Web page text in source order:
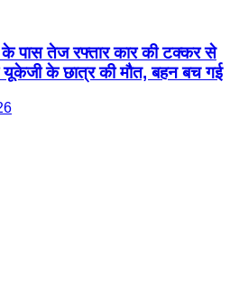
के पास तेज रफ्तार कार की टक्कर से
के छात्र की मौत, बहन बच गई